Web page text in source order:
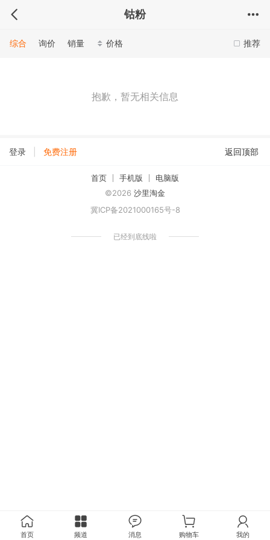
钴粉
推荐
综合 询价 销量 价格
抱歉，暂无相关信息
登录 免费注册 返回顶部
首页 手机版
电脑版
©2026 沙里淘金
冀ICP备2021000165号-8
已经到底线啦
首页 频道 消息 购物车 我的